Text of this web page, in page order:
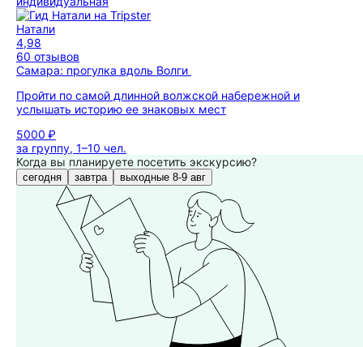
Натали
4,98
60 отзывов
Самара: прогулка вдоль Волги
Пройти по самой длинной волжской набережной и
услышать историю ее знаковых мест
5000 ₽
за группу, 1–10 чел.
Когда вы планируете посетить экскурсию?
сегодня завтра выходные 8-9 авг